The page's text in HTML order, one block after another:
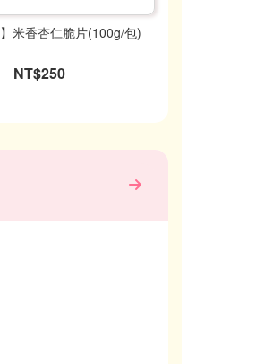
】米香杏仁脆片(100g/包)
NT$250